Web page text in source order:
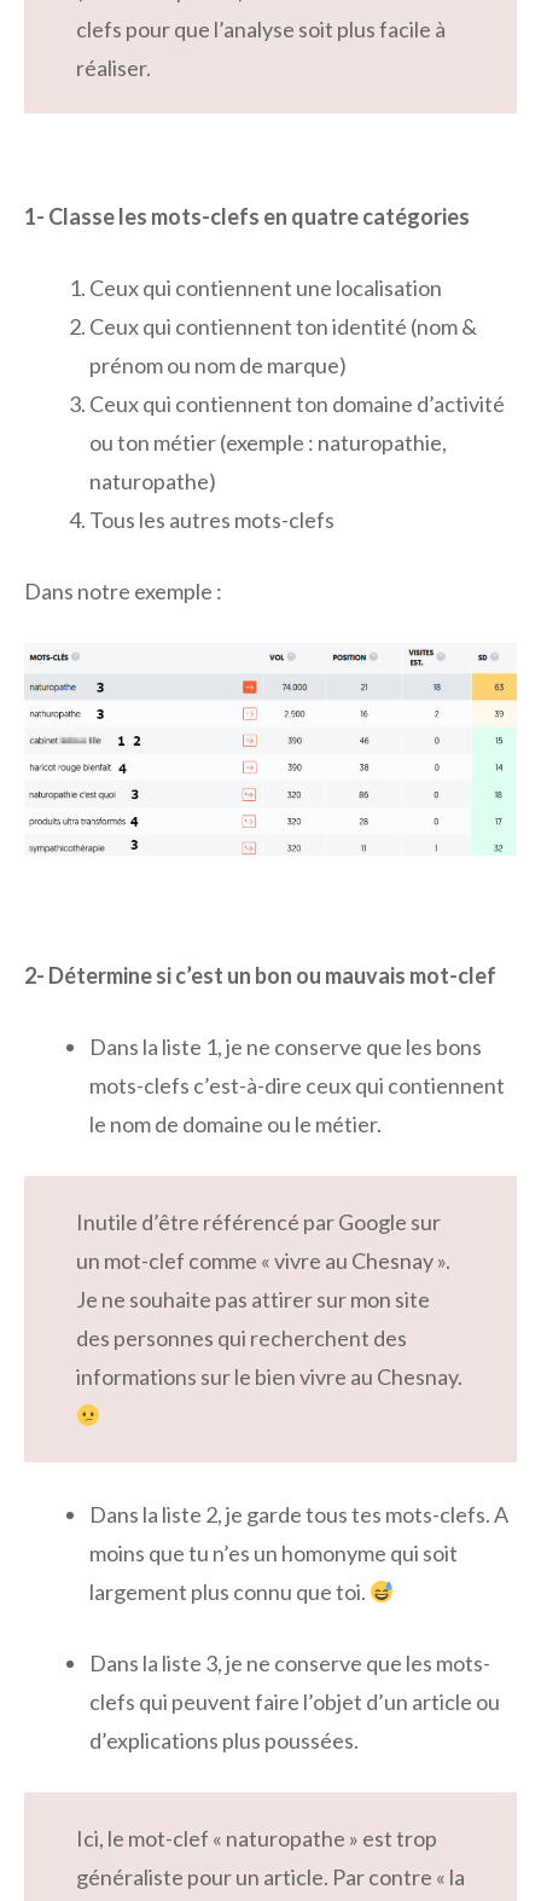
clefs pour que l’analyse soit plus facile à
réaliser.
1- Classe les mots-clefs en quatre catégories
Ceux qui contiennent une localisation
Ceux qui contiennent ton identité (nom &
prénom ou nom de marque)
Ceux qui contiennent ton domaine d’activité
ou ton métier (exemple : naturopathie,
naturopathe)
Tous les autres mots-clefs
Dans notre exemple :
2- Détermine si c’est un bon ou mauvais mot-clef
Dans la liste 1, je ne conserve que les bons
mots-clefs c’est-à-dire ceux qui contiennent
le nom de domaine ou le métier.
Inutile d’être référencé par Google sur
un mot-clef comme « vivre au Chesnay ».
Je ne souhaite pas attirer sur mon site
des personnes qui recherchent des
informations sur le bien vivre au Chesnay.
Dans la liste 2, je garde tous tes mots-clefs. A
moins que tu n’es un homonyme qui soit
largement plus connu que toi.
Dans la liste 3, je ne conserve que les mots-
clefs qui peuvent faire l’objet d’un article ou
d’explications plus poussées.
Ici, le mot-clef « naturopathe » est trop
généraliste pour un article. Par contre « la